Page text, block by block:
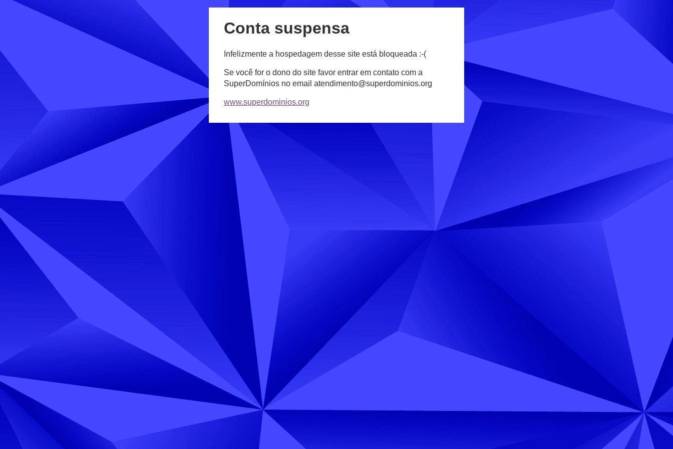
Conta suspensa
Infelizmente a hospedagem desse site está bloqueada :-(
Se você for o dono do site favor entrar em contato com a
SuperDomínios no email atendimento@superdominios.org
www.superdominios.org